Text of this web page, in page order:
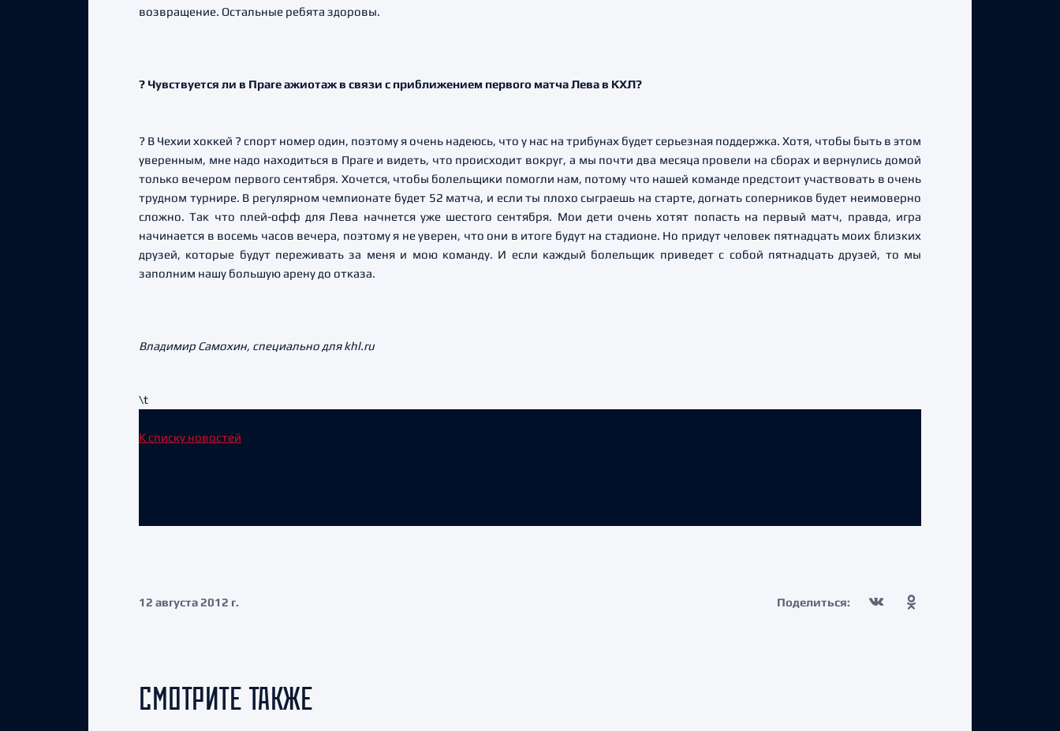
возвращение. Остальные ребята здоровы.
? Чувствуется ли в Праге ажиотаж в связи с приближением первого матча Лева в КХЛ?
? В Чехии хоккей ? спорт номер один, поэтому я очень надеюсь, что у нас на трибунах будет серьезная поддержка. Хотя, чтобы быть в этом
уверенным, мне надо находиться в Праге и видеть, что происходит вокруг, а мы почти два месяца провели на сборах и вернулись домой
только вечером первого сентября. Хочется, чтобы болельщики помогли нам, потому что нашей команде предстоит участвовать в очень
трудном турнире. В регулярном чемпионате будет 52 матча, и если ты плохо сыграешь на старте, догнать соперников будет неимоверно
сложно. Так что плей-офф для Лева начнется уже шестого сентября. Мои дети очень хотят попасть на первый матч, правда, игра
начинается в восемь часов вечера, поэтому я не уверен, что они в итоге будут на стадионе. Но придут человек пятнадцать моих близких
друзей, которые будут переживать за меня и мою команду. И если каждый болельщик приведет с собой пятнадцать друзей, то мы
заполним нашу большую арену до отказа.
Владимир Самохин, специально для khl.ru
\t
К списку новостей
12 августа 2012 г. Поделиться:
СМОТРИТЕ ТАКЖЕ